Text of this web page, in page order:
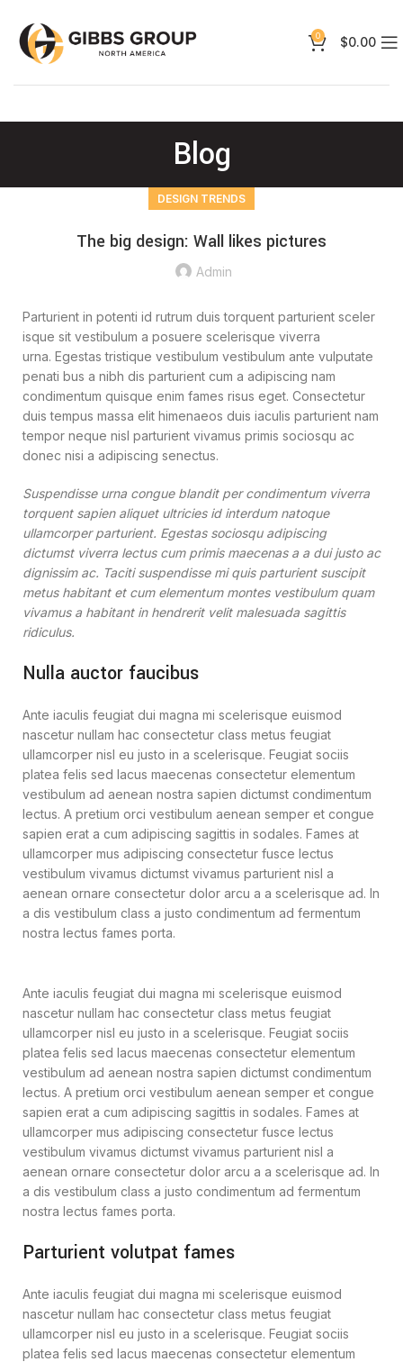
0 $0.00
Blog
DESIGN TRENDS
The big design: Wall likes pictures
Admin
Parturient in potenti id rutrum duis torquent parturient sceler
isque sit vestibulum a posuere scelerisque viverra
urna. Egestas tristique vestibulum vestibulum ante vulputate
penati bus a nibh dis parturient cum a adipiscing nam
condimentum quisque enim fames risus eget. Consectetur
duis tempus massa elit himenaeos duis iaculis parturient nam
tempor neque nisl parturient vivamus primis sociosqu ac
donec nisi a adipiscing senectus.
Suspendisse urna congue blandit per condimentum viverra
torquent sapien aliquet ultricies id interdum natoque
ullamcorper parturient. Egestas sociosqu adipiscing
dictumst viverra lectus cum primis maecenas a a dui justo ac
dignissim ac. Taciti suspendisse mi quis parturient suscipit
metus habitant et cum elementum montes vestibulum quam
vivamus a habitant in hendrerit velit malesuada sagittis
ridiculus.
Nulla auctor faucibus
Ante iaculis feugiat dui magna mi scelerisque euismod
nascetur nullam hac consectetur class metus feugiat
ullamcorper nisl eu justo in a scelerisque. Feugiat sociis
platea felis sed lacus maecenas consectetur elementum
vestibulum ad aenean nostra sapien dictumst condimentum
lectus. A pretium orci vestibulum aenean semper et congue
sapien erat a cum adipiscing sagittis in sodales. Fames at
ullamcorper mus adipiscing consectetur fusce lectus
vestibulum vivamus dictumst vivamus parturient nisl a
aenean ornare consectetur dolor arcu a a scelerisque ad. In
a dis vestibulum class a justo condimentum ad fermentum
nostra lectus fames porta.
Ante iaculis feugiat dui magna mi scelerisque euismod
nascetur nullam hac consectetur class metus feugiat
ullamcorper nisl eu justo in a scelerisque. Feugiat sociis
platea felis sed lacus maecenas consectetur elementum
vestibulum ad aenean nostra sapien dictumst condimentum
lectus. A pretium orci vestibulum aenean semper et congue
sapien erat a cum adipiscing sagittis in sodales. Fames at
ullamcorper mus adipiscing consectetur fusce lectus
vestibulum vivamus dictumst vivamus parturient nisl a
aenean ornare consectetur dolor arcu a a scelerisque ad. In
a dis vestibulum class a justo condimentum ad fermentum
nostra lectus fames porta.
Parturient volutpat fames
Ante iaculis feugiat dui magna mi scelerisque euismod
nascetur nullam hac consectetur class metus feugiat
ullamcorper nisl eu justo in a scelerisque. Feugiat sociis
platea felis sed lacus maecenas consectetur elementum